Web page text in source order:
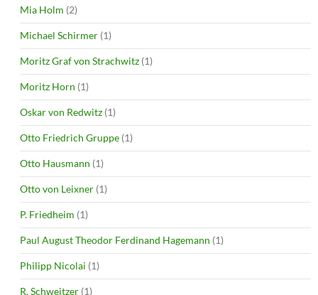
Mia Holm (2)
Michael Schirmer (1)
Moritz Graf von Strachwitz (1)
Moritz Horn (1)
Oskar von Redwitz (1)
Otto Friedrich Gruppe (1)
Otto Hausmann (1)
Otto von Leixner (1)
P. Friedheim (1)
Paul August Theodor Ferdinand Hagemann (1)
Philipp Nicolai (1)
R. Schweitzer (1)